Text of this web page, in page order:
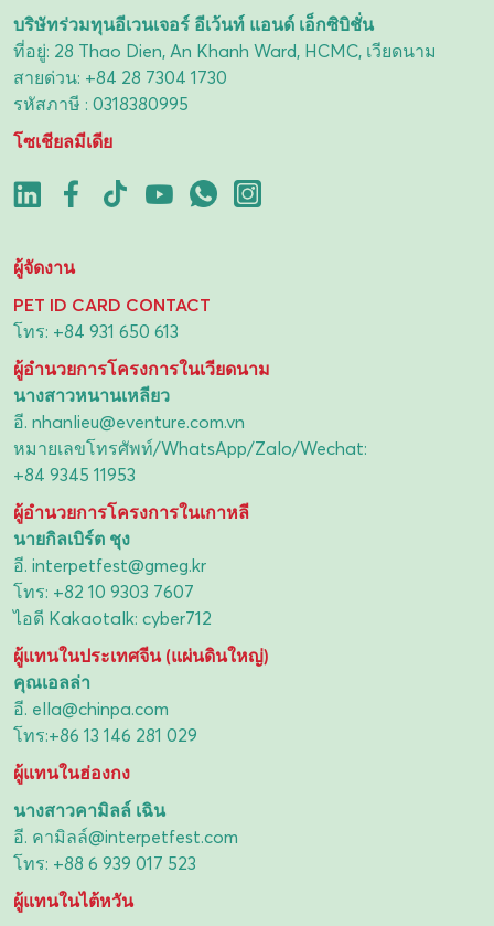
บริษัทร่วมทุนอีเวนเจอร์ อีเว้นท์ แอนด์ เอ็กซิบิชั่น
ที่อยู่: 28 Thao Dien, An Khanh Ward, HCMC, เวียดนาม
สายด่วน: +84 28 7304 1730
รหัสภาษี : 0318380995
โซเชียลมีเดีย
ผู้จัดงาน
PET ID CARD CONTACT
โทร: +84 931 650 613
ผู้อำนวยการโครงการในเวียดนาม
นางสาวหนานเหลียว
อี. nhanlieu@eventure.com.vn
หมายเลขโทรศัพท์/WhatsApp/Zalo/Wechat:
+84 9345 11953
ผู้อำนวยการโครงการในเกาหลี
นายกิลเบิร์ต ชุง
อี. interpetfest@gmeg.kr
โทร: +82 10 9303 7607
ไอดี Kakaotalk: cyber712
ผู้แทนในประเทศจีน (แผ่นดินใหญ่)
คุณเอลล่า
อี. ella@chinpa.com
โทร:+86 13 146 281 029
ผู้แทนในฮ่องกง
นางสาวคามิลล์ เฉิน
อี. คามิลล์@interpetfest.com
โทร: +88 6 939 017 523
ผู้แทนในไต้หวัน